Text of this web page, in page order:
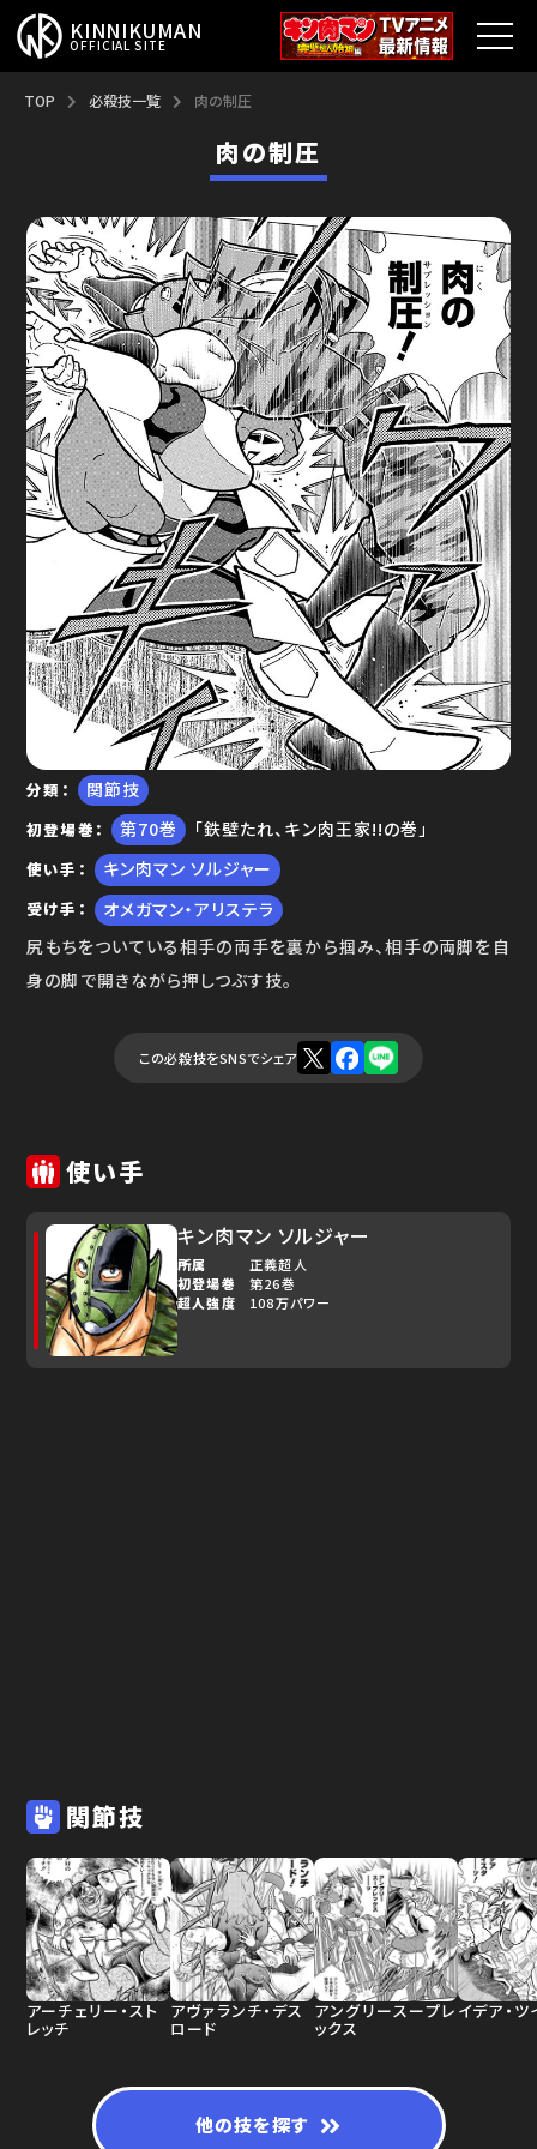
KINNIKUMAN
OFFICIAL SITE
TOP
最新情報
アニメ
コミックス
特集
超人総選挙
新超人募集
ゆで問答
TOP 必殺技一覧 肉の制圧
肉の制圧
分類 関節技
初登場巻 70 「鉄壁たれ、キン肉王家!!の巻」
使い手 キン肉マン ソルジャー
受け手
オメガマン・アリステラ
尻もちをついている相手の両手を裏から掴み、相手の両脚を自
身の脚で開きながら押しつぶす技。
この必殺技をSNSでシェア
使い手
キン肉マン ソルジャー
所属
正義超人
初登場巻
第26巻
超人強度
108万パワー
関節技
アーチェリー・スト
レッチ
アヴァランチ・デス
ロード
アングリースープレ
ックス
イデア・
他の技を探す